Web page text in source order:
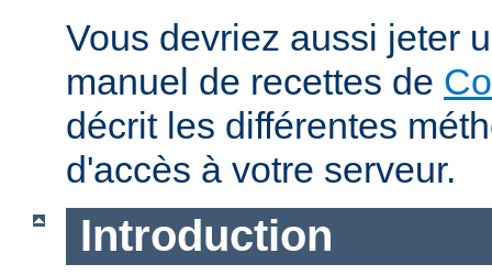
Vous devriez aussi jeter
manuel de recettes de
décrit les différentes
d'accès à votre serveur.
Introduction